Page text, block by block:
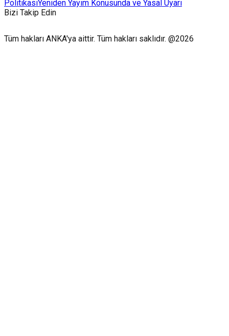
PolitikasıYeniden Yayım Konusunda ve Yasal Uyarı
Bizi Takip Edin
Tüm hakları ANKA'ya aittir. Tüm hakları saklıdır. @2026